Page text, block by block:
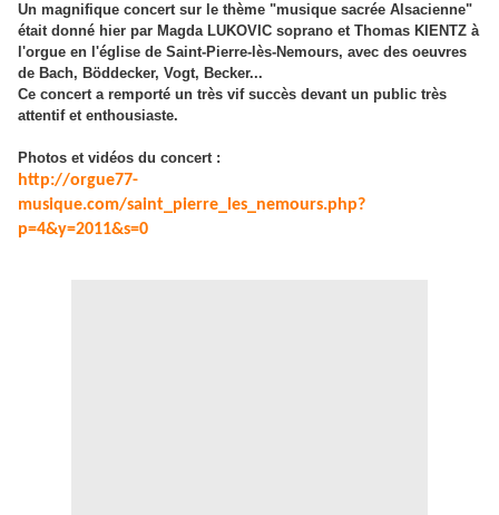
Un magnifique concert sur le thème "musique sacrée Alsacienne"
était donné hier par Magda LUKOVIC soprano et Thomas KIENTZ à
l'orgue en l'église de Saint-Pierre-lès-Nemours, avec des oeuvres
de Bach, Böddecker, Vogt, Becker...
Ce concert a remporté un très vif succès devant un public très
attentif et enthousiaste.
Photos et vidéos du concert :
http://orgue77-
musique.com/saint_pierre_les_nemours.php?
p=4&y=2011&s=0